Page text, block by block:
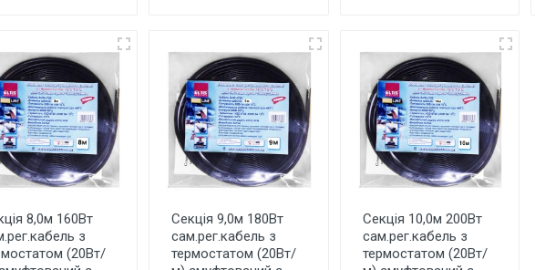
8,0м 160Вт
з
(20Вт/
Секція 9,0м 180Вт
сам.рег.кабель з
термостатом (20Вт/
Секція 10,0м 200Вт
сам.рег.кабель з
термостатом (20Вт/